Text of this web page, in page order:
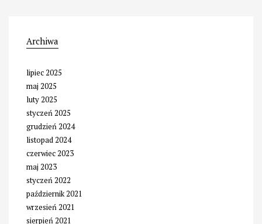
Archiwa
lipiec 2025
maj 2025
luty 2025
styczeń 2025
grudzień 2024
listopad 2024
czerwiec 2023
maj 2023
styczeń 2022
październik 2021
wrzesień 2021
sierpień 2021